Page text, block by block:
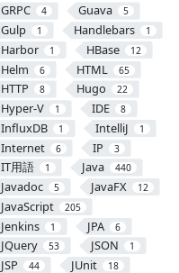
GRPC 4 Guava 5
Gulp 1 Handlebars 1
Harbor 1 HBase 12
Helm 6 HTML 65
HTTP 8 Hugo 22
Hyper-V 1 IDE 8
InfluxDB 1 IntelliJ 1
Internet 6 IP 3
IT用語 1 Java 440
Javadoc 5 JavaFX 12
JavaScript 205
Jenkins 1 JPA 6
JQuery 53 JSON 1
JSP 44 JUnit 18